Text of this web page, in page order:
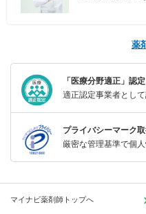
薬
「医療分野適正」認
適正認定事業者として
プライバシーマーク
厳密な管理基準で個
マイナビ薬剤師トップへ